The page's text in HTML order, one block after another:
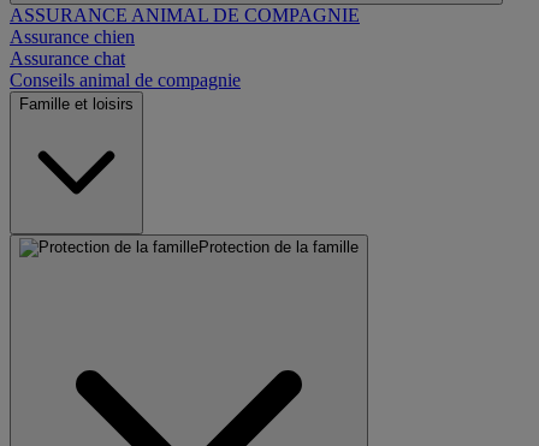
ASSURANCE ANIMAL DE COMPAGNIE
Assurance chien
Assurance chat
Conseils animal de compagnie
Famille et loisirs
Protection de la famille